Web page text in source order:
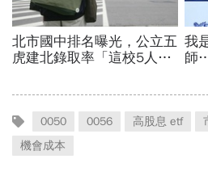
0050 0056 高股息 etf
機會成本